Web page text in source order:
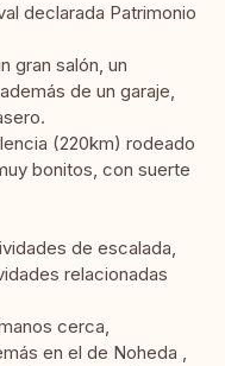
declarada Patrimonio
gran salón, un
de un garaje,
(220km) rodeado
bonitos, con suerte
de escalada,
relacionadas
cerca,
en el de Noheda ,